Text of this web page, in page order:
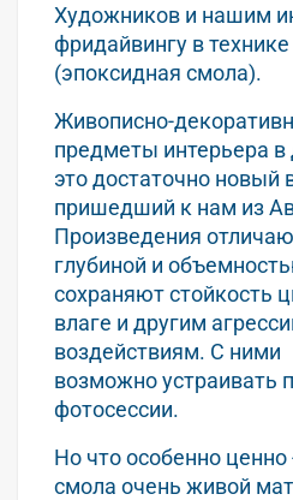
Художников и нашим
фридайвингу в технике
(эпоксидная смола).
Живописно-
предметы интерьера в
это достаточно новый
пришедший к нам из
Произведения
глубиной и
сохраняют стойкость
влаге и другим
воздействиям. С ними
возможно устраивать
фотосессии.
Но что особенно ценно
смола очень живой